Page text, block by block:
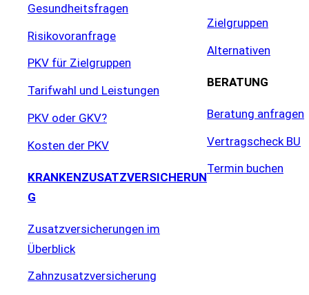
Gesundheitsfragen
Risikovoranfrage
PKV für Zielgruppen
Tarifwahl und Leistungen
PKV oder GKV?
Kosten der PKV
KRANKENZUSATZVERSICHERUN
G
Zusatzversicherungen im
Überblick
Zahnzusatzversicherung
Zielgruppen
Alternativen
BERATUNG
Beratung anfragen
Vertragscheck BU
Termin buchen